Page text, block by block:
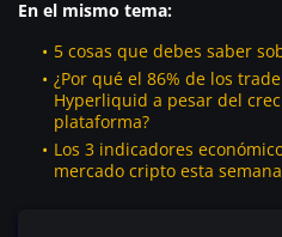
En el mismo tema:
5 cosas que debes saber
¿Por qué el 86% de los
Hyperliquid a pesar del
plataforma?
Los 3 indicadores
mercado cripto esta semana